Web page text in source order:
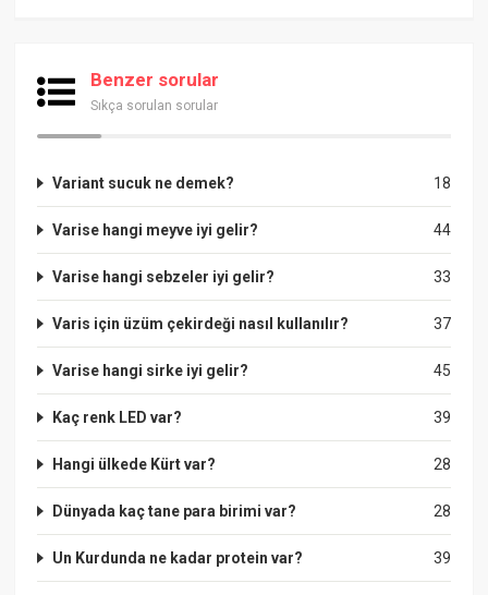
Benzer sorular
Sıkça sorulan sorular
18
Variant sucuk ne demek?
44
Varise hangi meyve iyi gelir?
33
Varise hangi sebzeler iyi gelir?
37
Varis için üzüm çekirdeği nasıl kullanılır?
45
Varise hangi sirke iyi gelir?
39
Kaç renk LED var?
28
Hangi ülkede Kürt var?
28
Dünyada kaç tane para birimi var?
39
Un Kurdunda ne kadar protein var?